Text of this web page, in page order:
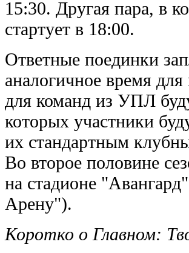
15:30. Другая пара, в
стартует в 18:00.
Ответные поединки
аналогичное время
для команд из УПЛ
которых участники
их стандартным
Во второе половине
на стадионе
Арену").
Коротко о Главном: